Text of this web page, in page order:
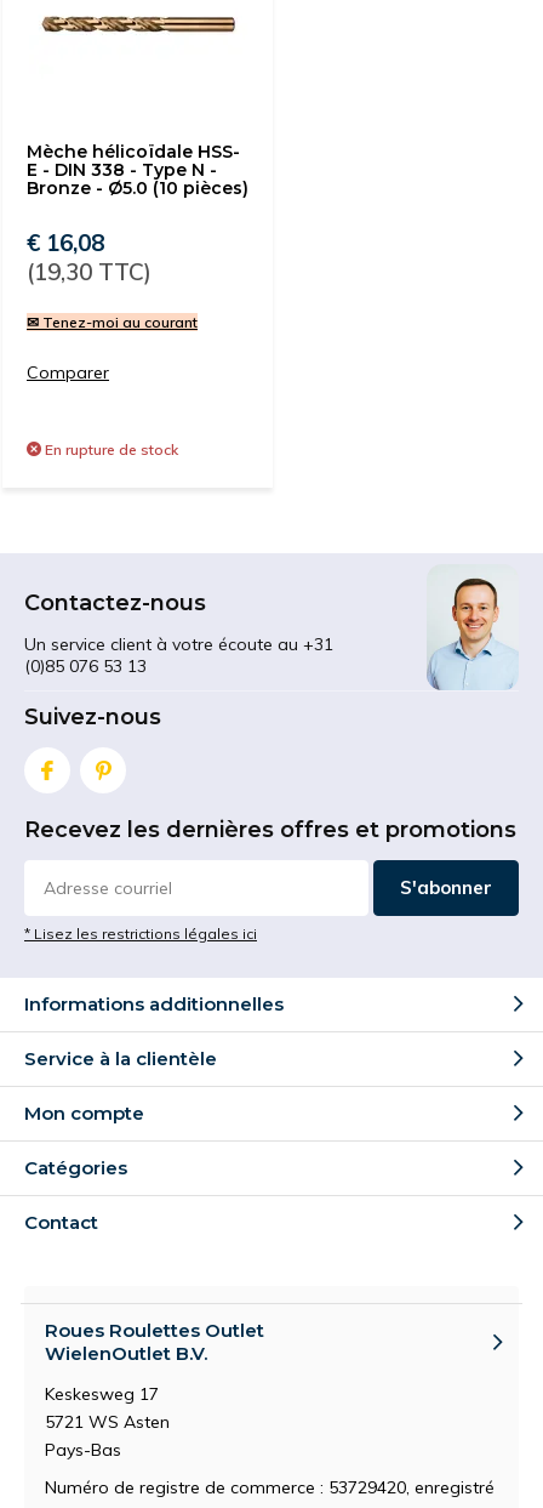
Mèche hélicoïdale HSS-
E - DIN 338 - Type N -
Bronze - Ø5.0 (10 pièces)
€ 16,08
(19,30 TTC)
✉ Tenez-moi au courant
Comparer
En rupture de stock
Contactez-nous
Un service client à votre écoute au +31
(0)85 076 53 13
Suivez-nous
Recevez les dernières offres et promotions
S'abonner
* Lisez les restrictions légales ici
Informations additionnelles
Service à la clientèle
Mon compte
Catégories
Contact
Roues Roulettes Outlet
WielenOutlet B.V.
Keskesweg 17
5721 WS Asten
Pays-Bas
Numéro de registre de commerce : 53729420, enregistré